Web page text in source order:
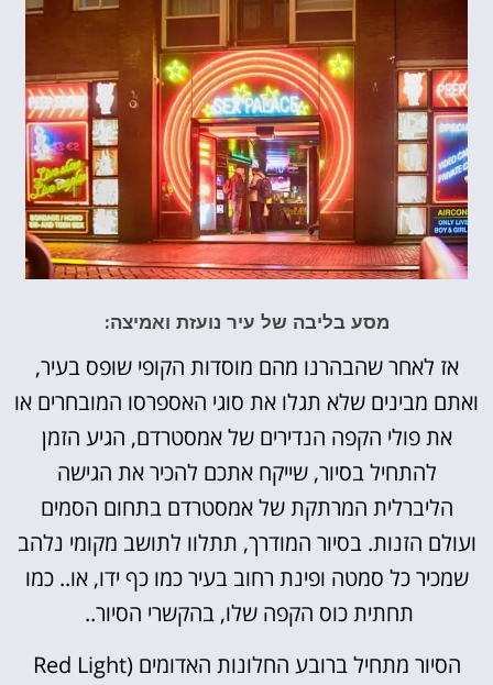
מסע בליבה של עיר נועזת ואמיצה:
אז לאחר שהבהרנו מהם מוסדות הקופי שופס בעיר,
ואתם מבינים שלא תגלו את סוגי האספרסו המובחרים או
את פולי הקפה הנדירים של אמסטרדם, הגיע הזמן
להתחיל בסיור, שייקח אתכם להכיר את הגישה
הליברלית המרתקת של אמסטרדם בתחום הסמים
ועולם הזנות. בסיור המודרך, תתלוו לתושב מקומי נלהב
שמכיר כל סמטה ופינת רחוב בעיר כמו כף ידו, או.. כמו
תחתית כוס הקפה שלו, בהקשרי הסיור..
הסיור מתחיל ברובע החלונות האדומים (Red Light